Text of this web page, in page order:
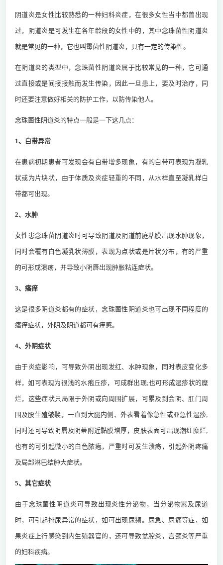
阴道炎是女性比较熟悉的一种妇科炎症，在很多女性当中都曾出现
过，阴道炎是可发生在各年龄段的女性中的，其中念珠菌性阴道炎
就是常见的一种，它也叫霉菌性阴道炎，具有一定的传染性。
在阴道炎的类型中，念珠菌性阴道炎属于比较常见的一种，它可通
过直接或是间接接触而发生传染，因此一旦患上，要及时治疗，同
时还要注意做好相关的防护工作，以防传染他人。
念珠菌性阴道炎的特点一般是一下这几点：
1、白带异常
在患病初期患者可发现会有白带增多现象，有的白带可表现为凝乳
状或为片块状，由于体质及炎症轻重的不同，从水样直至凝乳样白
带都可出现。
2、水肿
女性患念珠菌阴道炎时可导致阴道及阴道前庭粘膜出现水肿现象，
同时会覆有白色凝乳状薄膜，表现为点状或是片状分布，有的严重
的可形成溃疡，并导致小阴唇出现肿胀粘连症状。
3、瘙痒
这是很多阴道炎都有的症状，念珠菌性阴道炎也可出现不同程度的
瘙痒症状，外阴及阴道都可有痒感。
4、外阴症状
由于炎症影响，可导致外阴出现发红、水肿现象，同时表皮变化多
样，如可表现为很浅的水疱丘疹，可成群出现;也可形成湿疹状的糜
烂，这些症状只局限于外阴或向周围扩展，可累及到会阴、肛门周
围及股生殖皱襞，一直到大腿内侧、外表看着像急性或亚急性湿疹;
同时还可导致阴唇及阴蒂附近黏膜增厚，皮肤表面可出现潮红糜烂;
也有的可引起微小的白色脓疱，严重时可发生溃疡，引起外阴疼痛
及局部淋巴结肿大症状。
5、其它症状
由于念珠菌性阴道炎可导致出现炎性分泌物，当分泌物累及尿道
时，可引起排尿异常的症状，如可出现尿频。尿急、尿痛等症，如
果炎症上行感染到内生殖器官的，还可导致盆腔炎，宫颈炎等严重
的妇科疾病。